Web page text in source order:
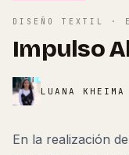
DISEÑO TEXTIL ·
Impulso
LUANA KHEIMA
En la realización